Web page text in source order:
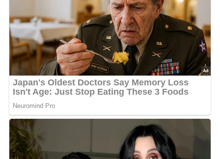
und ein SpritzerZitronensaftfür eine frische
Note sorgen. Die Mischung aus rauchigemFisch, feinen
Kräuternund der leicht säuerlichenSauce
ergibt einen
wunderbar abwechslungsreichenSalat, der auf
Salatblätternserviert nicht nur geschmacklich, sondern
auch optisch überzeugt. Perfekt als
Vorspeise, zum
Abendbrotoder für das nächsteBuffet!